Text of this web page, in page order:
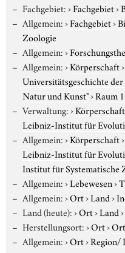
Fachgebiet:›Fachgebiet›
Allgemein:›Fachgebiet›
Zoologie
Allgemein:›
Allgemein:›Körperschaft›
Universitätsgeschichte
Natur und Kunst"›Raum
Verwaltung:›Körperschaft
Leibniz-Institut für
Allgemein:›Körperschaft›
Leibniz-Institut für
Institut für Systematische
Allgemein:›Lebewesen›
Allgemein:›Ort›Land›
Land (heute):›Ort›Land›
Herstellungsort:›Ort›
Allgemein:›Ort›Region/